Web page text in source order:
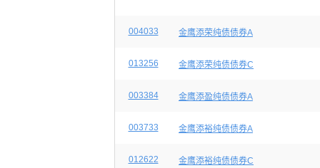
004033 金鹰添荣纯债债券A
013256 金鹰添荣纯债债券C
003384 金鹰添盈纯债债券A
003733 金鹰添裕纯债债券A
012622 金鹰添裕纯债债券C